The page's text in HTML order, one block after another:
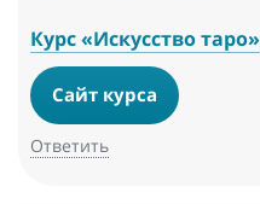
Курс «Искусство таро»
Сайт курса
Ответить